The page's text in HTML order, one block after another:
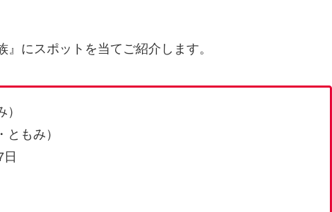
にスポットを当てご紹介します。
もみ）